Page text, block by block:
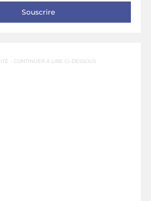
- CONTINUER À LIRE CI-DESSOUS